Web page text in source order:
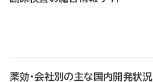
薬効・会社別の主な国内開発状況